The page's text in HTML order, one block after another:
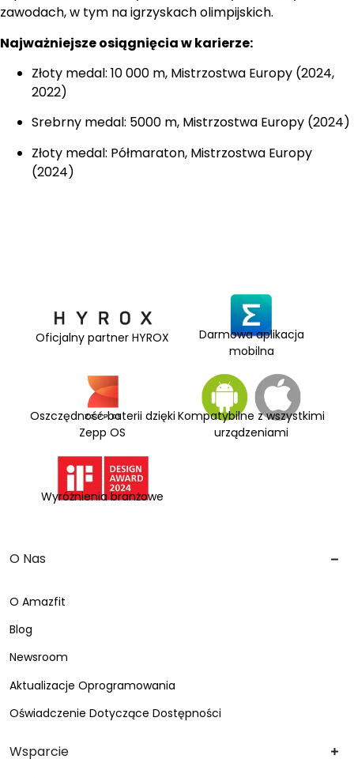
zawodach, w tym na igrzyskach olimpijskich.
Najważniejsze osiągnięcia w karierze:
Złoty medal: 10 000 m, Mistrzostwa Europy (2024,
2022)
Srebrny medal: 5000 m, Mistrzostwa Europy (2024)
Złoty medal: Półmaraton, Mistrzostwa Europy
(2024)
Darmowa aplikacja
mobilna
Oszczędność baterii dzięki
Zepp OS
Kompatybilne z wszystkimi
urządzeniami
Wyróżnienia branżowe
Oficjalny partner HYROX
O Nas
O Amazfit
Blog
Newsroom
Aktualizacje Oprogramowania
Oświadczenie Dotyczące Dostępności
Wsparcie